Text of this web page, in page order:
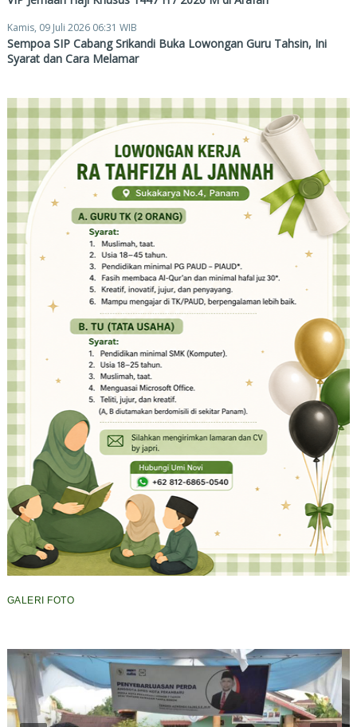
Kamis, 09 Juli 2026 06:31 WIB
Sempoa SIP Cabang Srikandi Buka Lowongan Guru Tahsin, Ini
Syarat dan Cara Melamar
GALERI FOTO